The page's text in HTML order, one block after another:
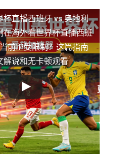
杯直播西班牙 vs 奥地利
在海外看世界杯直播西班
前IP受限制？这篇指南
解说和无卡顿观看